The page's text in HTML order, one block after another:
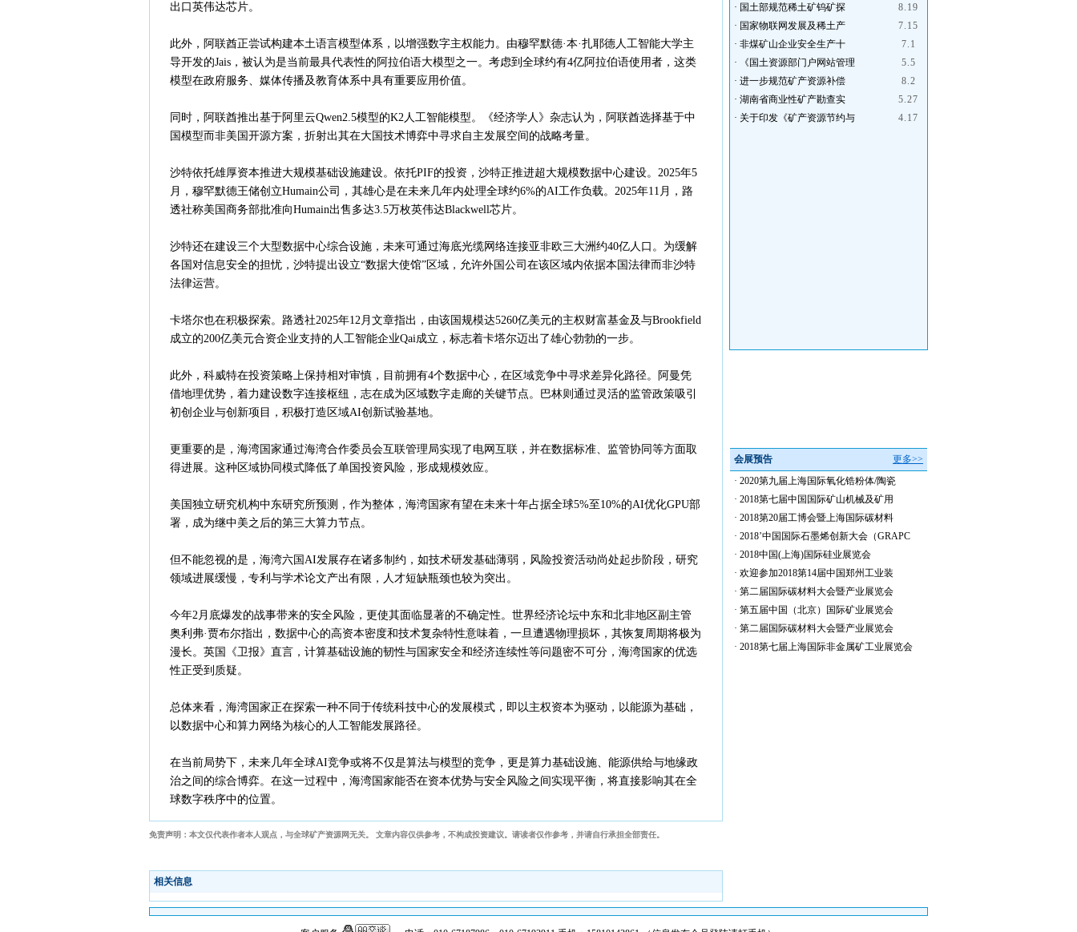
出口英伟达芯片。
此外，阿联酋正尝试构建本土语言模型体系，以增强数字主权能力。由穆罕默德·本·扎耶德人工智能大学主
导开发的Jais，被认为是当前最具代表性的阿拉伯语大模型之一。考虑到全球约有4亿阿拉伯语使用者，这类
模型在政府服务、媒体传播及教育体系中具有重要应用价值。
同时，阿联酋推出基于阿里云Qwen2.5模型的K2人工智能模型。《经济学人》杂志认为，阿联酋选择基于中
国模型而非美国开源方案，折射出其在大国技术博弈中寻求自主发展空间的战略考量。
沙特依托雄厚资本推进大规模基础设施建设。依托PIF的投资，沙特正推进超大规模数据中心建设。2025年5
月，穆罕默德王储创立Humain公司，其雄心是在未来几年内处理全球约6%的AI工作负载。2025年11月，路
透社称美国商务部批准向Humain出售多达3.5万枚英伟达Blackwell芯片。
沙特还在建设三个大型数据中心综合设施，未来可通过海底光缆网络连接亚非欧三大洲约40亿人口。为缓解
各国对信息安全的担忧，沙特提出设立“数据大使馆”区域，允许外国公司在该区域内依据本国法律而非沙特
法律运营。
卡塔尔也在积极探索。路透社2025年12月文章指出，由该国规模达5260亿美元的主权财富基金及与Brookfield
成立的200亿美元合资企业支持的人工智能企业Qai成立，标志着卡塔尔迈出了雄心勃勃的一步。
此外，科威特在投资策略上保持相对审慎，目前拥有4个数据中心，在区域竞争中寻求差异化路径。阿曼凭
借地理优势，着力建设数字连接枢纽，志在成为区域数字走廊的关键节点。巴林则通过灵活的监管政策吸引
初创企业与创新项目，积极打造区域AI创新试验基地。
更重要的是，海湾国家通过海湾合作委员会互联管理局实现了电网互联，并在数据标准、监管协同等方面取
得进展。这种区域协同模式降低了单国投资风险，形成规模效应。
美国独立研究机构中东研究所预测，作为整体，海湾国家有望在未来十年占据全球5%至10%的AI优化GPU部
署，成为继中美之后的第三大算力节点。
但不能忽视的是，海湾六国AI发展存在诸多制约，如技术研发基础薄弱，风险投资活动尚处起步阶段，研究
领域进展缓慢，专利与学术论文产出有限，人才短缺瓶颈也较为突出。
今年2月底爆发的战事带来的安全风险，更使其面临显著的不确定性。世界经济论坛中东和北非地区副主管
奥利弗·贾布尔指出，数据中心的高资本密度和技术复杂特性意味着，一旦遭遇物理损坏，其恢复周期将极为
漫长。英国《卫报》直言，计算基础设施的韧性与国家安全和经济连续性等问题密不可分，海湾国家的优选
性正受到质疑。
总体来看，海湾国家正在探索一种不同于传统科技中心的发展模式，即以主权资本为驱动，以能源为基础，
以数据中心和算力网络为核心的人工智能发展路径。
在当前局势下，未来几年全球AI竞争或将不仅是算法与模型的竞争，更是算力基础设施、能源供给与地缘政
治之间的综合博弈。在这一过程中，海湾国家能否在资本优势与安全风险之间实现平衡，将直接影响其在全
球数字秩序中的位置。
免责声明：本文仅代表作者本人观点，与全球矿产资源网无关。 文章内容仅供参考，不构成投资建议。请读者仅作参考，并请自行承担全部责任。
相关信息
· 国土部规范稀土矿钨矿探
8.19
· 国家物联网发展及稀土产
7.15
· 非煤矿山企业安全生产十
7.1
·
《国土资源部门户网站管理
5.5
· 进一步规范矿产资源补偿
8.2
· 湖南省商业性矿产勘查实
5.27
· 关于印发《矿产资源节约与 4.17
会展预告
更多>>
· 2020第九届上海国际氧化锆粉体/陶瓷
· 2018第七届中国国际矿山机械及矿用
· 2018第20届工博会暨上海国际碳材料
· 2018’中国国际石墨烯创新大会（GRAPC
· 2018中国(上海)国际硅业展览会
· 欢迎参加2018第14届中国郑州工业装
· 第二届国际碳材料大会暨产业展览会
· 第五届中国（北京）国际矿业展览会
· 第二届国际碳材料大会暨产业展览会
· 2018第七届上海国际非金属矿工业展览会